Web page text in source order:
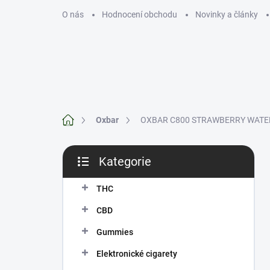
O nás Hodnocení obchodu Novinky a články
Domů Oxbar OXBAR C800 STRAWBERRY
P
s
kategorie
Kategorie
THC
CBD
Gummies
Elektronické cigarety